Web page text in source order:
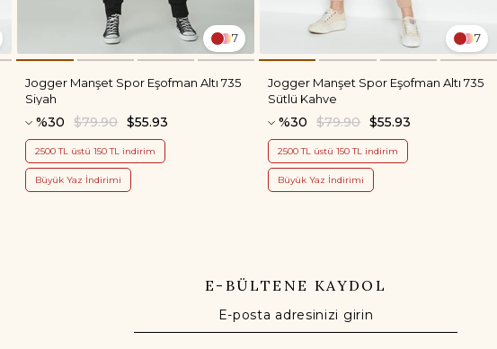
7
Jogger Manşet Spor Eşofman Altı 735
Siyah
%30 $55.93
$79.90
2500 TL üstü 150 TL indirim
Büyük Yaz İndirimi
7
Jogger Manşet Spor Eşofman Altı 735
Sütlü Kahve
%30 $55.93
$79.90
2500 TL üstü 150 TL indirim
Büyük Yaz İndirimi
E-BÜLTENE KAYDOL